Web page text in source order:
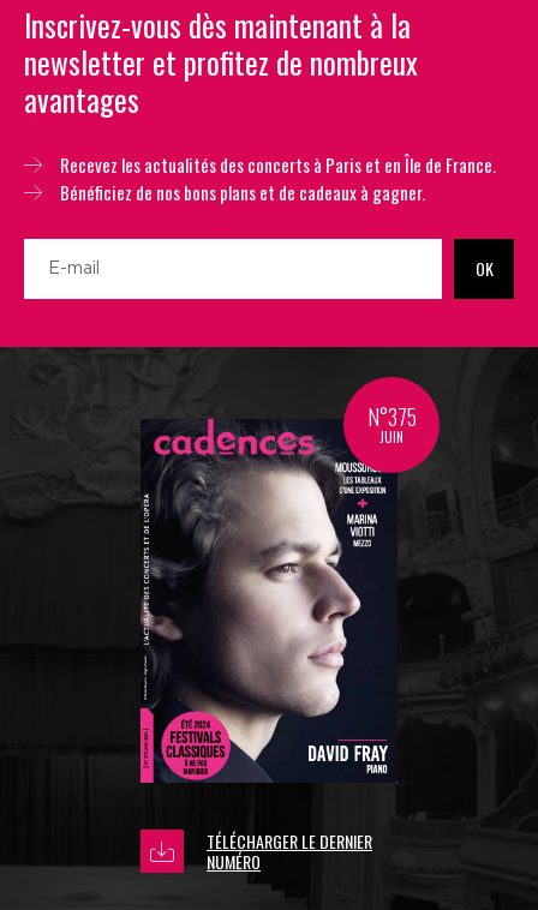
Inscrivez-vous dès maintenant à la
newsletter et profitez de nombreux
avantages
Recevez les actualités des concerts à Paris et en Île de France.
Bénéficiez de nos bons plans et de cadeaux à gagner.
OK
N°375
JUIN
TÉLÉCHARGER LE DERNIER
NUMÉRO